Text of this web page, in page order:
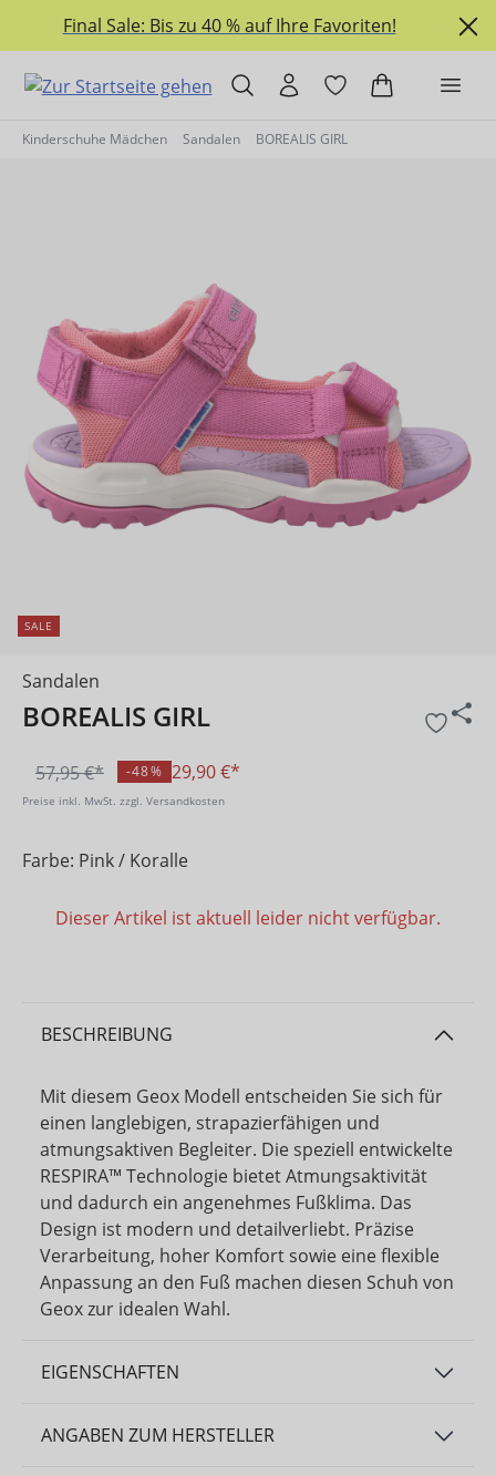
springen
Final Sale: Bis zu 40 % auf Ihre Favoriten!
Kinderschuhe Mädchen Sandalen BOREALIS GIRL
SALE
Sandalen
BOREALIS GIRL
29,90 €*
57,95 €* -48%
Preise inkl. MwSt. zzgl. Versandkosten
Farbe: Pink / Koralle
Dieser Artikel ist aktuell leider nicht verfügbar.
BESCHREIBUNG
Mit diesem Geox Modell entscheiden Sie sich für
einen langlebigen, strapazierfähigen und
atmungsaktiven Begleiter. Die speziell entwickelte
RESPIRA™ Technologie bietet Atmungsaktivität
und dadurch ein angenehmes Fußklima. Das
Design ist modern und detailverliebt. Präzise
Verarbeitung, hoher Komfort sowie eine flexible
Anpassung an den Fuß machen diesen Schuh von
Geox zur idealen Wahl.
EIGENSCHAFTEN
ANGABEN ZUM HERSTELLER